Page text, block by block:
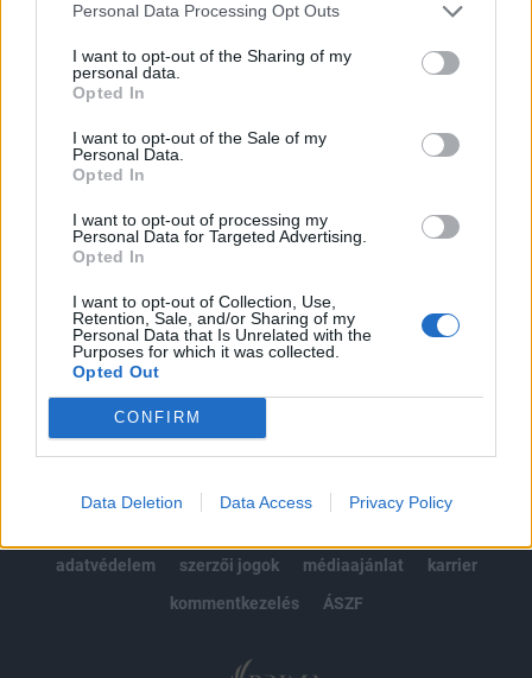
Personal Data Processing Opt Outs
I want to opt-out of the Sharing of my
personal data.
Opted In
I want to opt-out of the Sale of my
Personal Data.
Opted In
I want to opt-out of processing my
Personal Data for Targeted Advertising.
Opted In
I want to opt-out of Collection, Use,
Retention, Sale, and/or Sharing of my
Personal Data that Is Unrelated with the
Purposes for which it was collected.
Opted Out
CONFIRM
Data Deletion Data Access Privacy Policy
Az előfizetés a következőket tartalmazza:
Portfolio.hu teljes cikkarchívum
Kötéslisták: BÉT elmúlt 2 év napon belüli
kötéslistái
Előfizetés
MÁR ELŐFIZETŐNK VAGY?BEJELENTKEZÉS
adatvédelem
szerzői jogok médiaajánlat
karrier
kommentkezelés
ÁSZF